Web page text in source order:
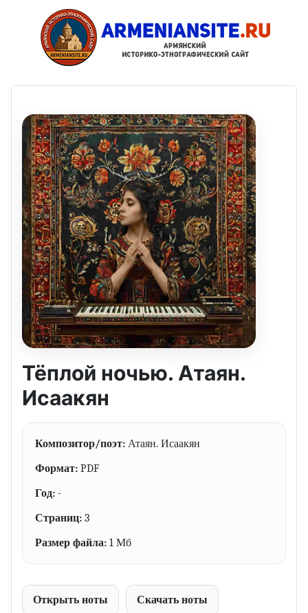
Тёплой ночью. Атаян.
Исаакян
Композитор/поэт: Атаян. Исаакян
Формат: PDF
Год: -
Страниц: 3
Размер файла: 1 Мб
Открыть ноты Скачать ноты